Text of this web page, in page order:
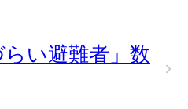
い避難者」数